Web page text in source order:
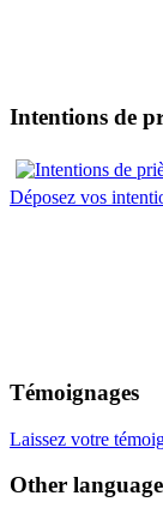
Intentions de
Déposez vos
Témoignages
Laissez votre
Other